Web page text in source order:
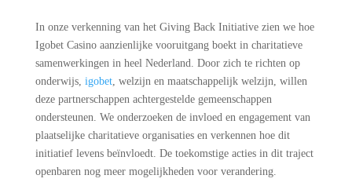
In onze verkenning van het Giving Back Initiative zien we hoe
Igobet Casino aanzienlijke vooruitgang boekt in charitatieve
samenwerkingen in heel Nederland. Door zich te richten op
onderwijs, igobet, welzijn en maatschappelijk welzijn, willen
deze partnerschappen achtergestelde gemeenschappen
ondersteunen. We onderzoeken de invloed en engagement van
plaatselijke charitatieve organisaties en verkennen hoe dit
initiatief levens beïnvloedt. De toekomstige acties in dit traject
openbaren nog meer mogelijkheden voor verandering.